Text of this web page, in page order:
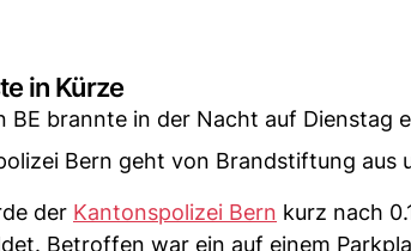
in Kürze
BE brannte in der Nacht auf Dienstag
Bern geht von Brandstiftung aus
der Kantonspolizei Bern kurz nach
Betroffen war ein auf einem